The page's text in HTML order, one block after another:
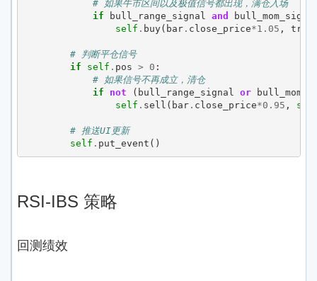
# 如果牛市区间以及极值信号都出现，满仓入场
if
bull_range_signal and
self . buy( bar. close_price*1.05 ,
# 判断平仓信号
if
self . pos > 0 :
# 如果信号不再成立，清仓
if
not ( bull_range_signal or
self . sell ( bar. close_price*0.95 ,
# 推送UI更新
self . put_event ()
RSI-IBS 策略
回测绩效